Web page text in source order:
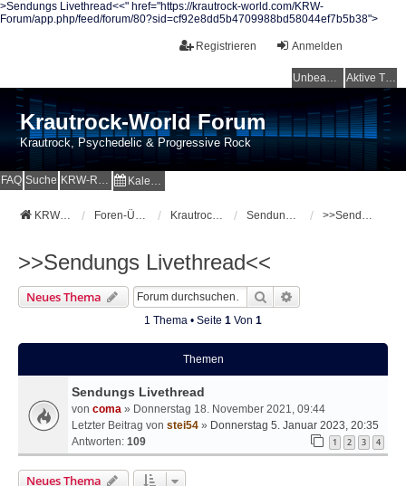
>Sendungs Livethread<<" href="https://krautrock-world.com/KRW-
Forum/app.php/feed/forum/80?sid=cf92e8dd5b4709988bd58044ef7b5b38">
Anmelden
Registrieren
Unbeantwortete Themen Aktive Themen
Krautrock-World Forum
Krautrock, Psychedelic & Progressive Rock
FAQ Suche KRW-Radio Kalender
KRW-Forum Foren-Übersicht Krautrock-World Webradio Sendungen und Specials >>Sendungs Livethread<<
>>Sendungs Livethread<<
Neues Thema Suche
1 Thema • Seite 1 Von 1
Themen
Sendungs Livethread
von coma » Donnerstag 18. November 2021, 09:44
Letzter Beitrag von stei54 » Donnerstag 5. Januar 2023, 20:35
Antworten: 109 1 2 3 4
Neues Thema